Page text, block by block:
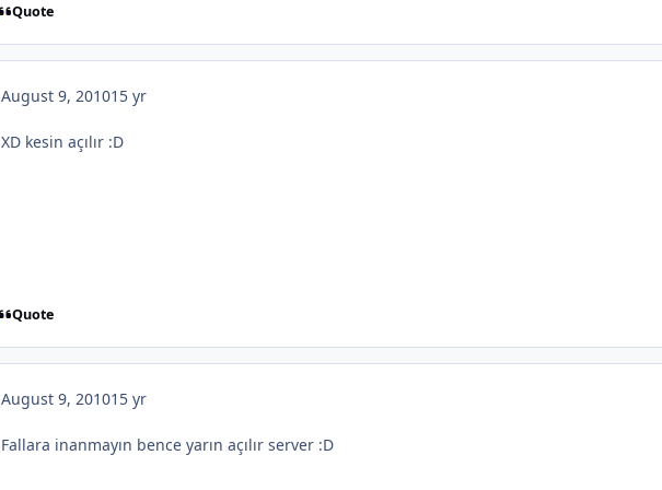
Quote
August 9, 201015 yr
XD kesin açılır :D
Quote
August 9, 201015 yr
Fallara inanmayın bence yarın açılır server :D